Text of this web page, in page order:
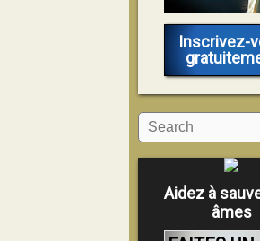
Inscrivez-
Aidez à
âmes